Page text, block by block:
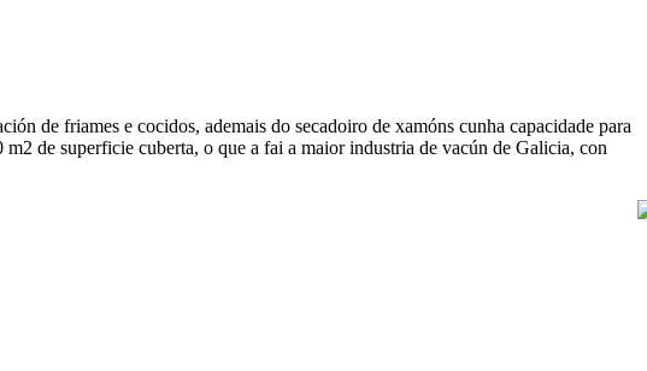
de friames e cocidos, ademais do secadoiro de xamóns cunha capacidade para
m2 de superficie cuberta, o que a fai a maior industria de vacún de Galicia, con